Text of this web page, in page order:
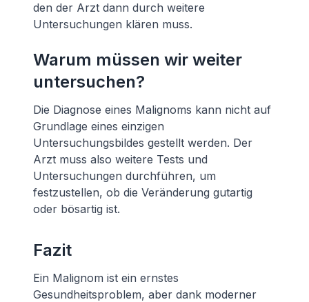
den der Arzt dann durch weitere
Untersuchungen klären muss.
Warum müssen wir weiter
untersuchen?
Die Diagnose eines Malignoms kann nicht auf
Grundlage eines einzigen
Untersuchungsbildes gestellt werden. Der
Arzt muss also weitere Tests und
Untersuchungen durchführen, um
festzustellen, ob die Veränderung gutartig
oder bösartig ist.
Fazit
Ein Malignom ist ein ernstes
Gesundheitsproblem, aber dank moderner